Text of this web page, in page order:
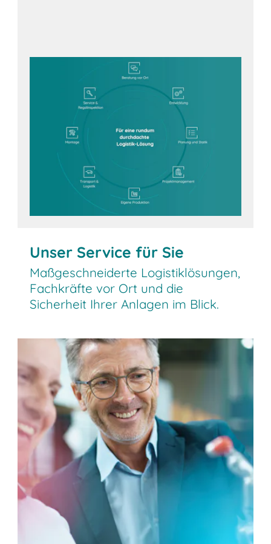
Jetzt unverbindlich anfragen
Unser Service für Sie
Maßgeschneiderte Logistiklösungen,
Fachkräfte vor Ort und die
Sicherheit Ihrer Anlagen im Blick.